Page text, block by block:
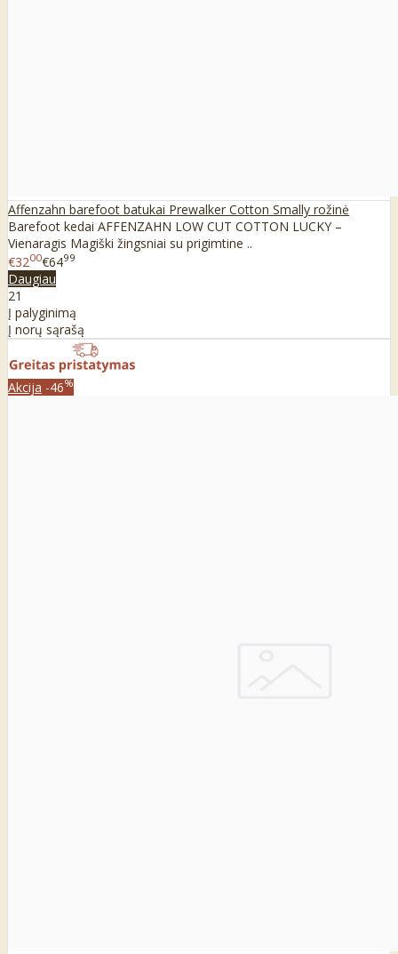
Affenzahn barefoot batukai Prewalker Cotton Smally rožinė
Barefoot kedai AFFENZAHN LOW CUT COTTON LUCKY –
Vienaragis Magiški žingsniai su prigimtine ..
€3200€6499
Daugiau
21
Į palyginimą
Į norų sąrašą
Akcija -46%